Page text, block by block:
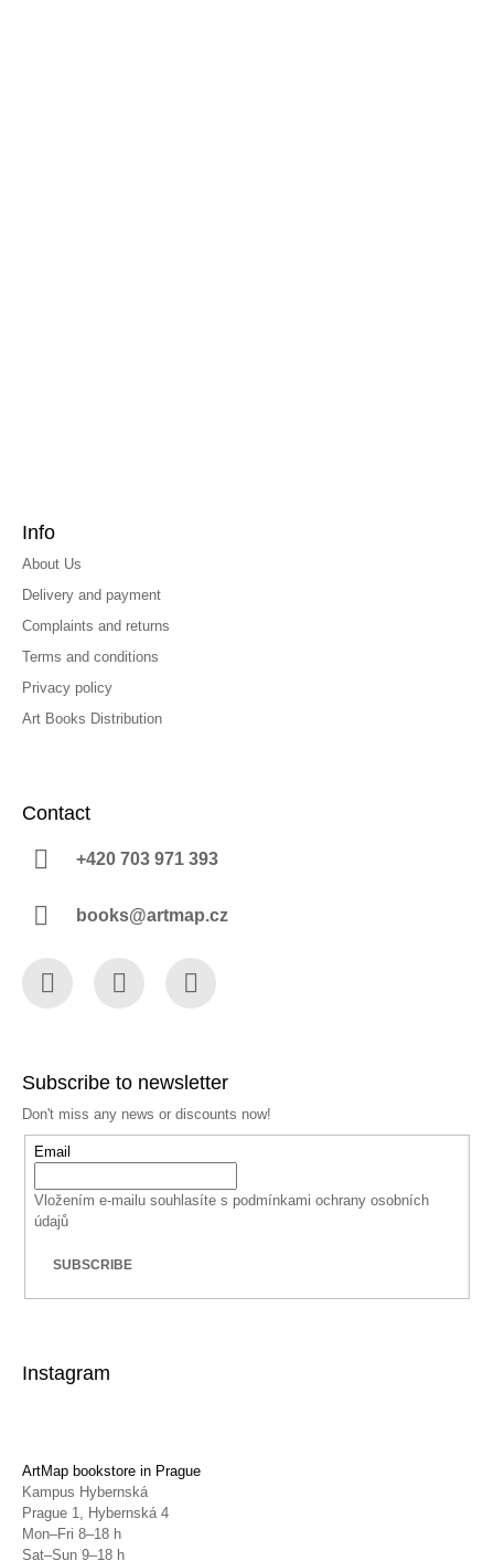
Info
About Us
Delivery and payment
Complaints and returns
Terms and conditions
Privacy policy
Art Books Distribution
Contact
+420 703 971 393
books@artmap.cz
Subscribe to newsletter
Don't miss any news or discounts now!
Email
Vložením e-mailu souhlasíte s podmínkami ochrany osobních
údajů
SUBSCRIBE
Instagram
ArtMap bookstore in Prague
Kampus Hybernská
Prague 1, Hybernská 4
Mon–Fri 8–18 h
Sat–Sun 9–18 h